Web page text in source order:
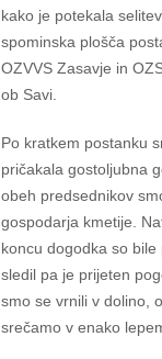
kako je potekala
spominska plošča
OZVVS Zasavje in
ob Savi.
Po kratkem postanku
pričakala gostoljubna
obeh predsednikov
gospodarja kmetije.
koncu dogodka so bile
sledil pa je prijeten
smo se vrnili v dolino,
srečamo v enako